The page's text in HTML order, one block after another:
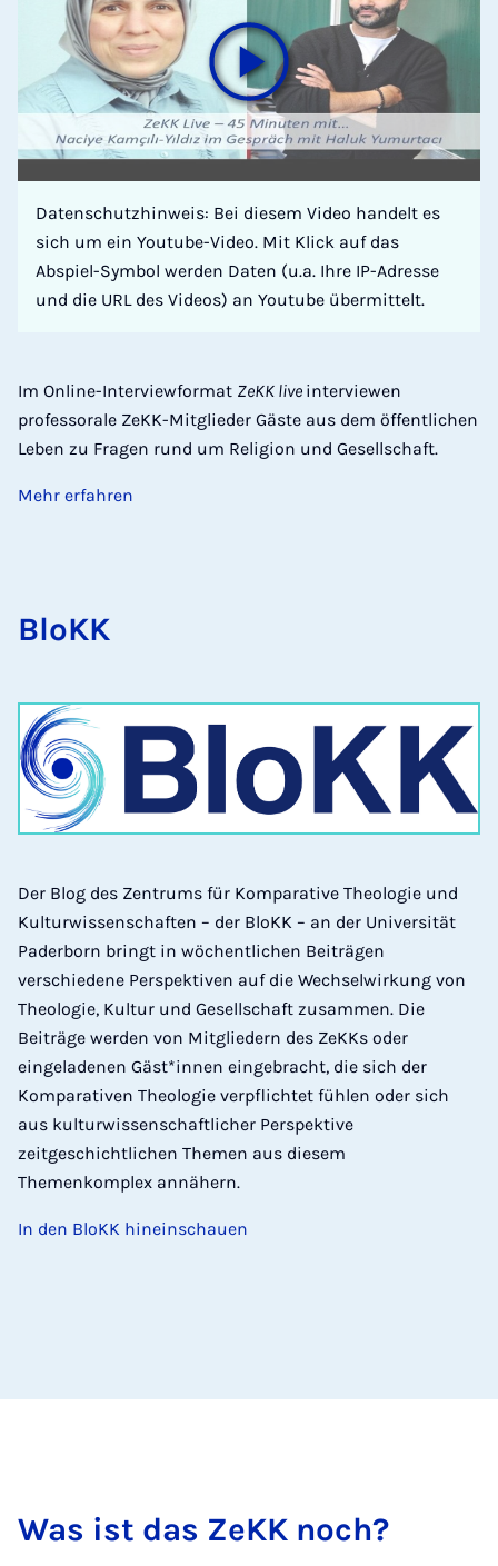
Datenschutzhinweis: Bei diesem Video handelt es
sich um ein Youtube-Video. Mit Klick auf das
Abspiel-Symbol werden Daten (u.a. Ihre IP-Adresse
und die URL des Videos) an Youtube übermittelt.
Im Online-Interviewformat ZeKK live interviewen
professorale ZeKK-Mitglieder Gäste aus dem öffentlichen
Leben zu Fragen rund um Religion und Gesellschaft.
Mehr erfahren
BloKK
Der Blog des Zentrums für Komparative Theologie und
Kulturwissenschaften – der BloKK – an der Universität
Paderborn bringt in wöchentlichen Beiträgen
verschiedene Perspektiven auf die Wechselwirkung von
Theologie, Kultur und Gesellschaft zusammen. Die
Beiträge werden von Mitgliedern des ZeKKs oder
eingeladenen Gäst*innen eingebracht, die sich der
Komparativen Theologie verpflichtet fühlen oder sich
aus kulturwissenschaftlicher Perspektive
zeitgeschichtlichen Themen aus diesem
Themenkomplex annähern.
In den BloKK hineinschauen
Was ist das ZeKK noch?